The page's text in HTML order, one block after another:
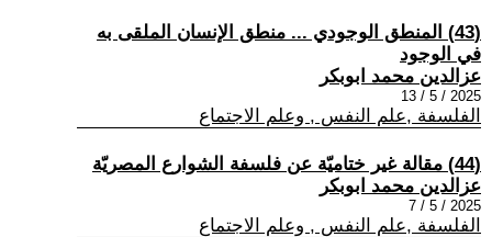
(43) المنطق الوجودي ... منطق الإنسان الملقى به
في الوجود
عزالدين محمد ابوبكر
2025 / 5 / 13
الفلسفة ,علم النفس , وعلم الاجتماع
(44) مقالة غير ختاميّة عن فلسفة الشوارع المصريّة
عزالدين محمد ابوبكر
2025 / 5 / 7
الفلسفة ,علم النفس , وعلم الاجتماع